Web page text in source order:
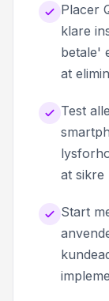
Placer
klare
betale'
at
Test
at sikre
Start